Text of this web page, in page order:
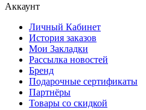
Аккаунт
Личный Кабинет
История заказов
Мои Закладки
Рассылка новостей
Бренд
Подарочные сертификаты
Партнёры
Товары со скидкой